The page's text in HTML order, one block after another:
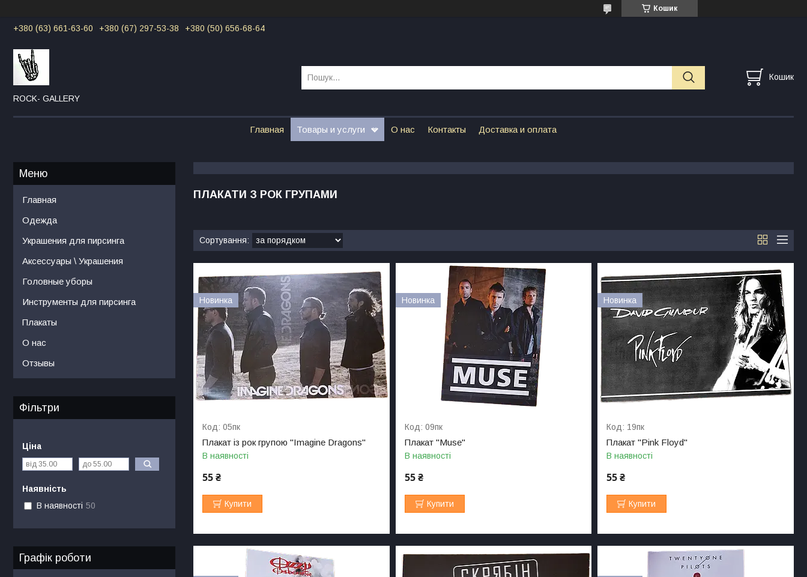
Кошик
+380 (63) 661-63-60 +380 (67) 297-53-38 +380 (50) 656-68-64
ROCK- GALLERY
Кошик
Главная Товары и услуги О нас Контакты Доставка и оплата
ПЛАКАТИ З РОК ГРУПАМИ
Новинка
05пк
Плакат із рок групою "Imagine Dragons"
В наявності
55 ₴
Купити
Новинка
09пк
Плакат "Muse"
В наявності
55 ₴
Купити
Новинка
19пк
Плакат "Pink Floyd"
В наявності
55 ₴
Купити
Главная
Одежда
Украшения для пирсинга
Аксессуары \ Украшения
Головные уборы
Инструменты для пирсинга
Плакаты
О нас
Отзывы
Фільтри
Ціна
Наявність
В наявності 50
Графік роботи